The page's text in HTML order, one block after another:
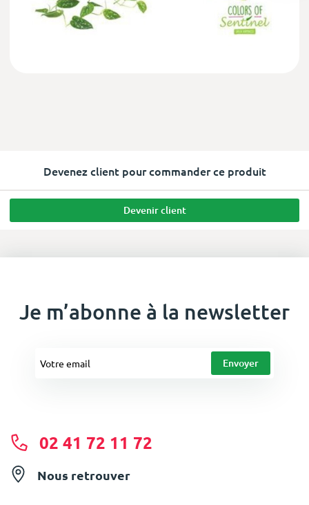
Devenez client pour commander ce produit
Devenir client
Je m’abonne à la newsletter
02 41 72 11 72
Nous retrouver